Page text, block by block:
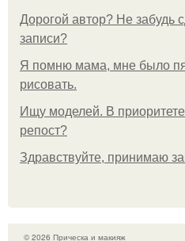
Дорогой автор? Не забудь
записи?
Я помню мама, мне было
рисовать.
Ищу моделей. В
репост?
Здравствуйте, принимаю
© 2026 Прическа и макияж